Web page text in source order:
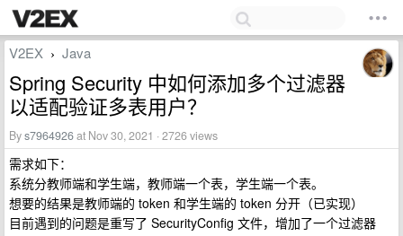
V2EX › Java
Spring Security 中如何添加多个过滤器
以适配验证多表用户？
Bys7964926at Nov 30, 2021 · 2726 views
需求如下：
系统分教师端和学生端，教师端一个表，学生端一个表。
想要的结果是教师端的 token 和学生端的 token 分开（已实现）
目前遇到的问题是重写了 SecurityConfig 文件，增加了一个过滤器